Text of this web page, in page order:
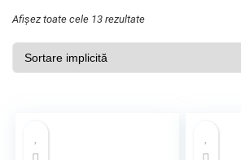
Afișez toate cele 13 rezultate